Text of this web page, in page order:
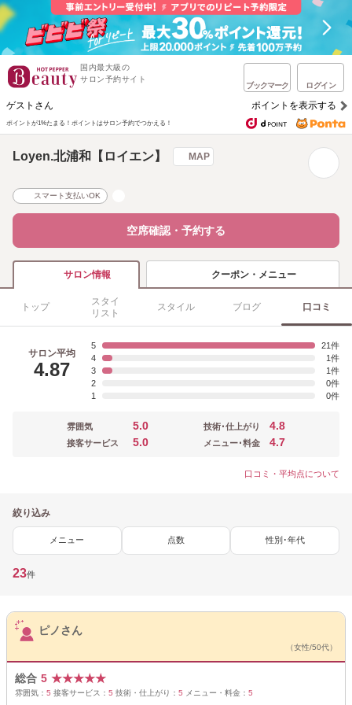
国内最大級の
サロン予約サイト
ブックマーク ログイン
ゲストさん ポイントを表示する
ポイントが1%たまる！ ポイントはサロン予約でつかえる！
Loyen.北浦和【ロイエン】 MAP
スマート支払いOK
空席確認・予約する
サロン情報 クーポン・メニュー
トップ
スタイ
リスト
スタイル ブログ 口コミ
サロン平均
4.87
5
21
4
1
3
1
2
0
1
0
雰囲気 5.0
接客サービス 5.0
技術･仕上がり 4.8
メニュー･料金 4.7
口コミ・平均点について
絞り込み
メニュー 点数 性別･年代
23件
サロンPick Up
ピノさん
（女性/50代）
総合 5 ★★★★★
雰囲気： 5 接客サービス： 5 技術・仕上がり： 5 メニュー・料金： 5